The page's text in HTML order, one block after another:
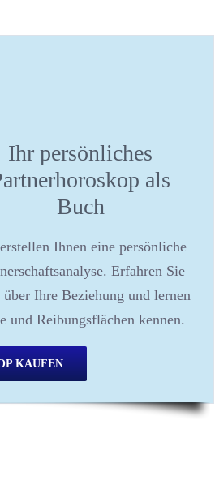
Ihr persönliches
als
Buch
Ihnen eine persönliche
Erfahren Sie
über Ihre Beziehung und lernen
und Reibungsflächen kennen.
KAUFEN